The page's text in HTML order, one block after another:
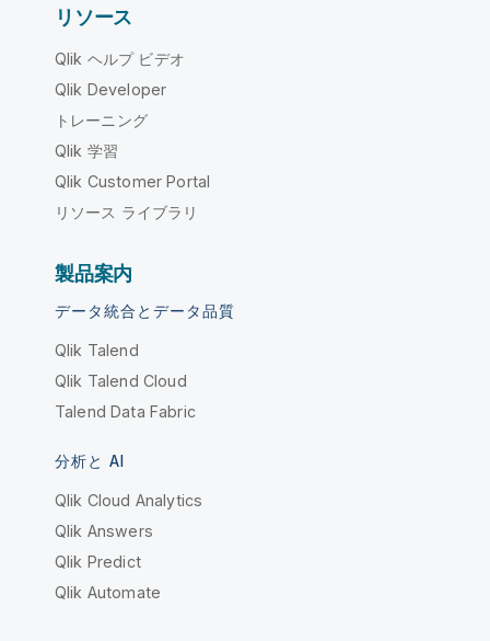
リソース
Qlik ヘルプ ビデオ
Qlik Developer
トレーニング
Qlik 学習
Qlik Customer Portal
リソース ライブラリ
製品案内
データ統合とデータ品質
Qlik Talend
Qlik Talend Cloud
Talend Data Fabric
分析と AI
Qlik Cloud Analytics
Qlik Answers
Qlik Predict
Qlik Automate